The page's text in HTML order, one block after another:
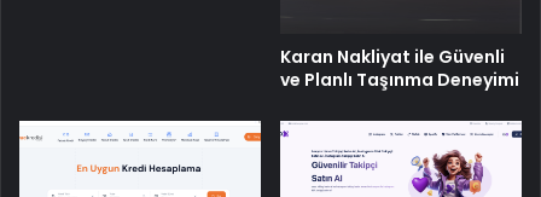
Karan Nakliyat ile Güvenli
ve Planlı Taşınma Deneyimi